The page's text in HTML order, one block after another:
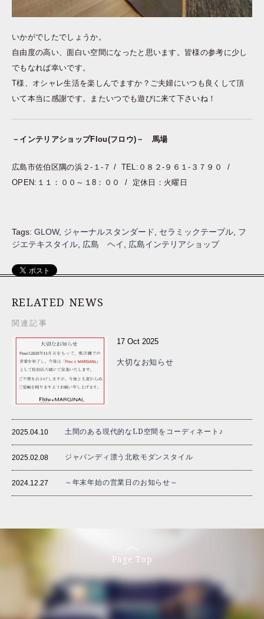
いかがでしたでしょうか。
自由度の高い、面白い空間になったと思います。皆様の参考に少し
でもなれば幸いです。
T様、オシャレ生活を楽しんでますか？ご夫婦にいつも良くして頂
いて本当に感謝です。またいつでも遊びに来て下さいね！
－インテリアショップFlou(フロウ)－ 馬場
広島市佐伯区隅の浜２-１-７ / TEL:０８２-９６１-３７９０ /
OPEN:１１：００～１8：００ / 定休日：火曜日
Tags: GLOW, ジャーナルスタンダード セラミックテーブル フ
ジエテキスタイル 広島 ヘイ 広島インテリアショップ
RELATED NEWS
関連記事
17 Oct 2025
大切なお知らせ
2025.04.10 土間のある現代的なLD空間をコーディネート♪
2025.02.08 ジャパンディ漂う北欧モダンスタイル
2024.12.27 ～年末年始の営業日のお知らせ～
Page Top